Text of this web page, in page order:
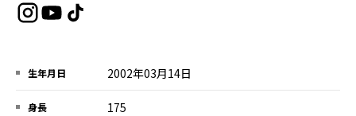
生年月日 2002年03月14日
身長 175